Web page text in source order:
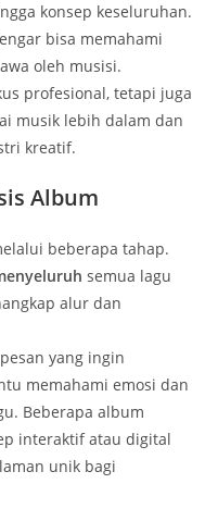
konsep keseluruhan.
bisa memahami
oleh musisi.
profesional, tetapi juga
musik lebih dalam dan
kreatif.
Album
beberapa tahap.
semua lagu
alur dan
yang ingin
memahami emosi dan
Beberapa album
interaktif atau digital
unik bagi